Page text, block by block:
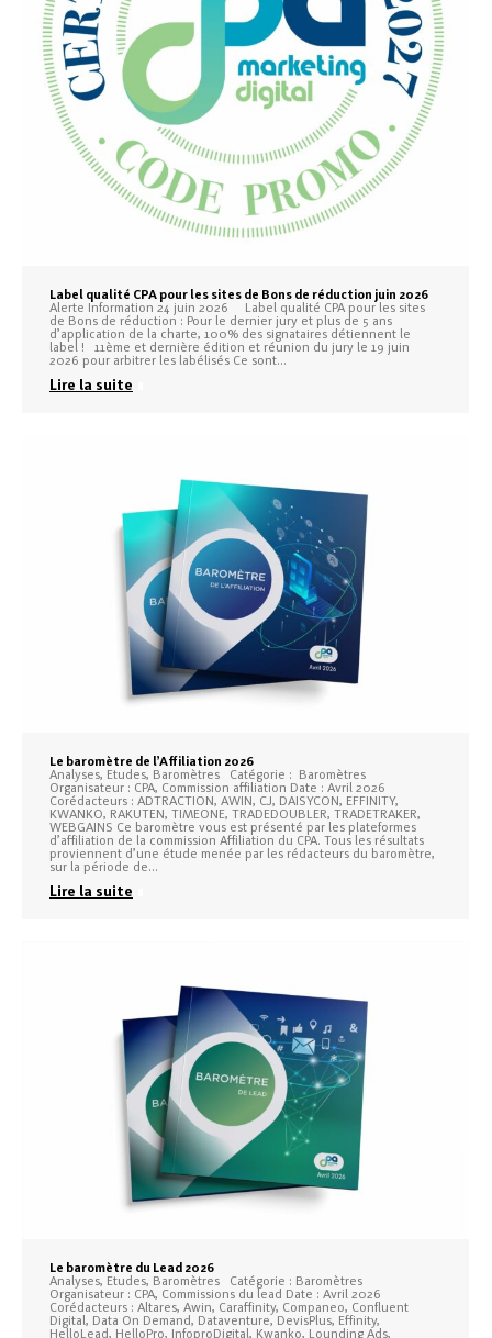
Label qualité CPA pour les sites de Bons de réduction juin 2026
Alerte Information 24 juin 2026 Label qualité CPA pour les sites
de Bons de réduction : Pour le dernier jury et plus de 5 ans
d’application de la charte, 100% des signataires détiennent le
label ! 11ème et dernière édition et réunion du jury le 19 juin
2026 pour arbitrer les labélisés Ce sont…
Lire la suite
Le baromètre de l’Affiliation 2026
Analyses, Etudes, Baromètres Catégorie : Baromètres
Organisateur : CPA, Commission affiliation Date : Avril 2026
Corédacteurs : ADTRACTION, AWIN, CJ, DAISYCON, EFFINITY,
KWANKO, RAKUTEN, TIMEONE, TRADEDOUBLER, TRADETRAKER,
WEBGAINS Ce baromètre vous est présenté par les plateformes
d’affiliation de la commission Affiliation du CPA. Tous les résultats
proviennent d’une étude menée par les rédacteurs du baromètre,
sur la période de…
Lire la suite
Le baromètre du Lead 2026
Analyses, Etudes, Baromètres Catégorie : Baromètres
Organisateur : CPA, Commissions du lead Date : Avril 2026
Corédacteurs : Altares, Awin, Caraffinity, Companeo, Confluent
Digital, Data On Demand, Dataventure, DevisPlus, Effinity,
HelloLead, HelloPro, InfoproDigital, Kwanko, Lounding Ads,